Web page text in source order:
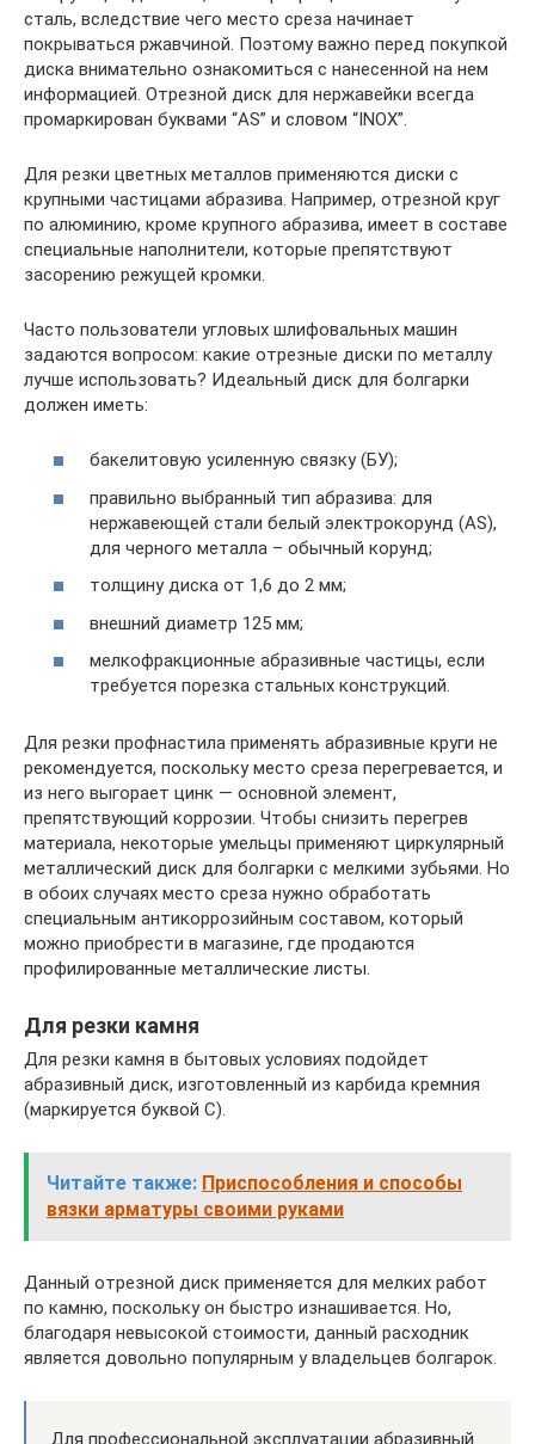
сталь, вследствие чего место среза начинает
покрываться ржавчиной. Поэтому важно перед покупкой
диска внимательно ознакомиться с нанесенной на нем
информацией. Отрезной диск для нержавейки всегда
промаркирован буквами “AS” и словом “INOX”.
Для резки цветных металлов применяются диски с
крупными частицами абразива. Например, отрезной круг
по алюминию, кроме крупного абразива, имеет в составе
специальные наполнители, которые препятствуют
засорению режущей кромки.
Часто пользователи угловых шлифовальных машин
задаются вопросом: какие отрезные диски по металлу
лучше использовать? Идеальный диск для болгарки
должен иметь:
бакелитовую усиленную связку (БУ);
правильно выбранный тип абразива: для
нержавеющей стали белый электрокорунд (AS),
для черного металла – обычный корунд;
толщину диска от 1,6 до 2 мм;
внешний диаметр 125 мм;
мелкофракционные абразивные частицы, если
требуется порезка стальных конструкций.
Для резки профнастила применять абразивные круги не
рекомендуется, поскольку место среза перегревается, и
из него выгорает цинк — основной элемент,
препятствующий коррозии. Чтобы снизить перегрев
материала, некоторые умельцы применяют циркулярный
металлический диск для болгарки с мелкими зубьями. Но
в обоих случаях место среза нужно обработать
специальным антикоррозийным составом, который
можно приобрести в магазине, где продаются
профилированные металлические листы.
Для резки камня
Для резки камня в бытовых условиях подойдет
абразивный диск, изготовленный из карбида кремния
(маркируется буквой С).
Читайте также: Приспособления и способы
вязки арматуры своими руками
Данный отрезной диск применяется для мелких работ
по камню, поскольку он быстро изнашивается. Но,
благодаря невысокой стоимости, данный расходник
является довольно популярным у владельцев болгарок.
Для профессиональной эксплуатации абразивный